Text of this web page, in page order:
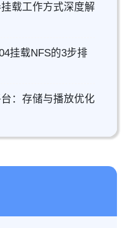
载工作方式深度解
挂载NFS的3步排
：存储与播放优化